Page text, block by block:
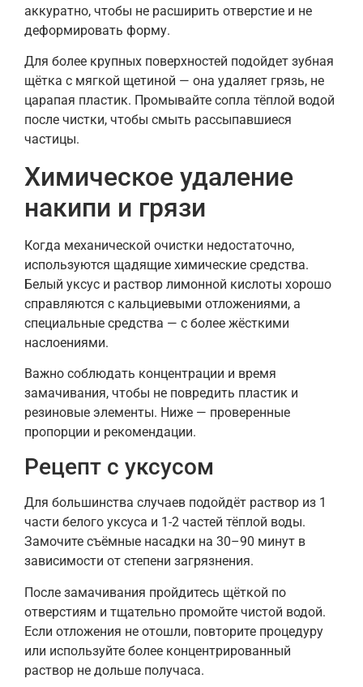
аккуратно, чтобы не расширить отверстие и не
деформировать форму.
Для более крупных поверхностей подойдет зубная
щётка с мягкой щетиной — она удаляет грязь, не
царапая пластик. Промывайте сопла тёплой водой
после чистки, чтобы смыть рассыпавшиеся
частицы.
Химическое удаление
накипи и грязи
Когда механической очистки недостаточно,
используются щадящие химические средства.
Белый уксус и раствор лимонной кислоты хорошо
справляются с кальциевыми отложениями, а
специальные средства — с более жёсткими
наслоениями.
Важно соблюдать концентрации и время
замачивания, чтобы не повредить пластик и
резиновые элементы. Ниже — проверенные
пропорции и рекомендации.
Рецепт с уксусом
Для большинства случаев подойдёт раствор из 1
части белого уксуса и 1-2 частей тёплой воды.
Замочите съёмные насадки на 30–90 минут в
зависимости от степени загрязнения.
После замачивания пройдитесь щёткой по
отверстиям и тщательно промойте чистой водой.
Если отложения не отошли, повторите процедуру
или используйте более концентрированный
раствор не дольше получаса.